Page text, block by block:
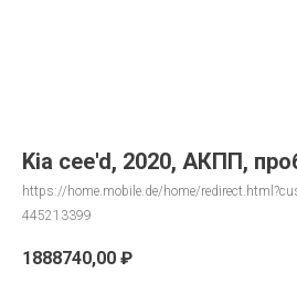
Kia cee'd, 2020, АКПП,
https://home.mobile.de/home/
445213399
1888740,00 ₽